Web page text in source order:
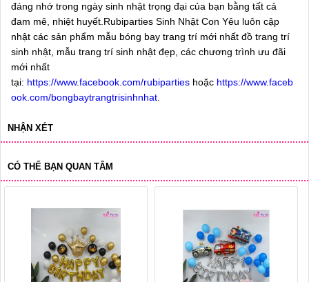
đáng nhớ trong ngày sinh nhật trọng đại của bạn bằng tất cả
đam mê, nhiệt huyết.Rubiparties Sinh Nhật Con Yêu luôn cập
nhật các sản phẩm mẫu bóng bay trang trí mới nhất đồ trang trí
sinh nhật, mẫu trang trí sinh nhật đẹp, các chương trình ưu đãi
mới nhất
tại: https://www.facebook.com/rubiparties hoặc https://www.faceb
ook.com/bongbaytrangtrisinhnhat
NHẬN XÉT
CÓ THỂ BẠN QUAN TÂM